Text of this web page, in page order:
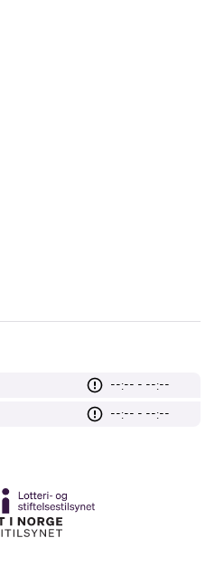
--:-- - --:--
--:-- - --:--